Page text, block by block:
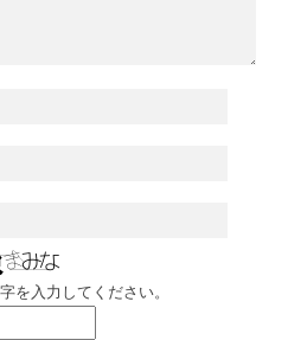
を入力してください。